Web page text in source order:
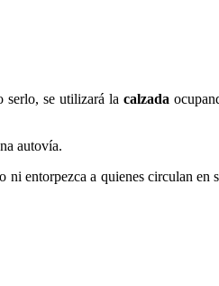
serlo, se utilizará la calzada
autovía.
ni entorpezca a quienes circulan en